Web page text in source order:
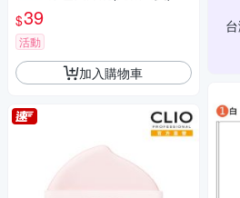
$39
活動
加入購物車